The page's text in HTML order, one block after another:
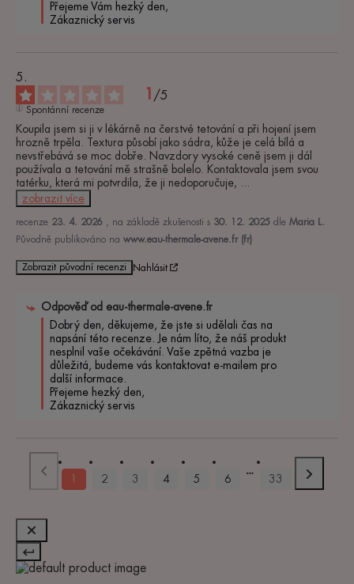
Přejeme Vám hezký den,
Zákaznický servis
1 /5
Spontánní recenze
Koupila jsem si ji v lékárně na čerstvé tetování a při hojení jsem
hrozně trpěla. Textura působí jako sádra, kůže je celá bílá a
nevstřebává se moc dobře. Navzdory vysoké ceně jsem ji dál
používala a tetování mě strašně bolelo. Kontaktovala jsem svou
tatérku, která mi potvrdila, že ji nedoporučuje,
zobrazit více
recenze 23. 4. 2026 , na základě zkušenosti s 30. 12. 2025 dle Maria L.
Původně publikováno na www.eau-thermale-avene.fr (fr)
Zobrazit původní recenzi Nahlásit
Odpověď od eau-thermale-avene.fr
Dobrý den, děkujeme, že jste si udělali čas na
napsání této recenze. Je nám líto, že náš produkt
nesplnil vaše očekávání. Vaše zpětná vazba je
důležitá, budeme vás kontaktovat e-mailem pro
další informace.
Přejeme hezký den,
Zákaznický servis
2 3 4 5 6 33